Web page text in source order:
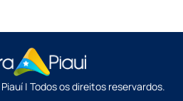
| Todos os direitos reservardos.